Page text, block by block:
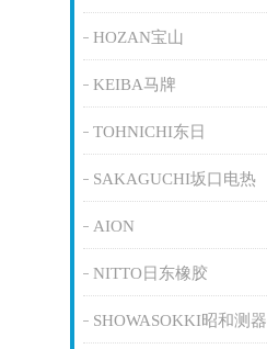
HOZAN宝山
KEIBA马牌
TOHNICHI东日
SAKAGUCHI坂口电热
AION
NITTO日东橡胶
SHOWASOKKI昭和测器